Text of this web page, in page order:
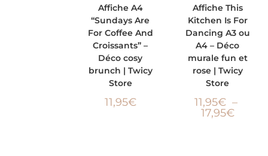
PANIER
Affiche A4
“Sundays Are
For Coffee And
Croissants” –
Déco cosy
brunch | Twicy
Store
11,95€
OPTIONS
Affiche This
Kitchen Is For
Dancing A3 ou
A4 – Déco
murale fun et
rose | Twicy
Store
11,95€ –
17,95€